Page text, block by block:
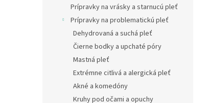
Prípravky na vrásky a starnucú pleť
Prípravky na problematickú pleť
Dehydrovaná a suchá pleť
Čierne bodky a upchaté póry
Mastná pleť
Extrémne citlivá a alergická pleť
Akné a komedóny
Kruhy pod očami a opuchy